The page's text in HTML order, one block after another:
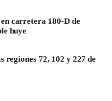
carretera 180-D de
huye
72, 102 y 227 de